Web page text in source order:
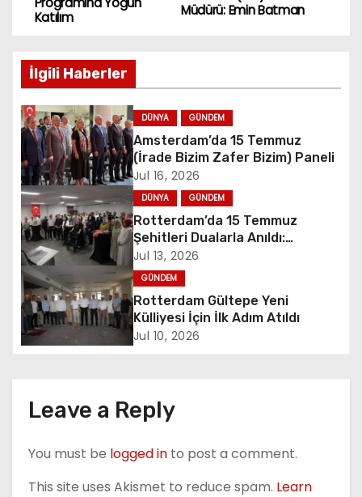
o
t
n
a
v
i
g
a
t
n
Müdürü: Emin Batman
Katılım
İlgili Haberler
DÜNYA GÜNDEM
Amsterdam’da 15 Temmuz
(İrade Bizim Zafer Bizim) Paneli
Jul 16, 2026
DÜNYA GÜNDEM
Rotterdam’da 15 Temmuz
Şehitleri Dualarla Anıldı:
“Demokrasiye Sahip Çıkmanın
Sembolü”
Jul 13, 2026
GÜNDEM
Rotterdam Gültepe Yeni
Külliyesi İçin İlk Adım Atıldı
Jul 10, 2026
Leave a Reply
You must be logged in to post a comment.
This site uses Akismet to reduce spam. Learn